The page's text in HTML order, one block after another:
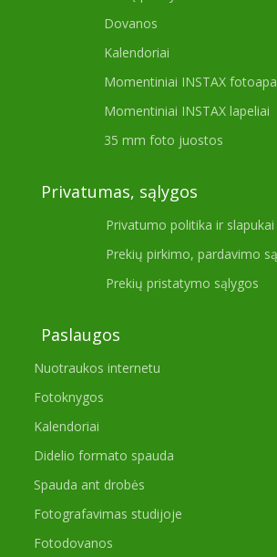
Dovanos
Kalendoriai
Momentiniai INSTAX
Momentiniai INSTAX lapeliai
35 mm foto juostos
Privatumas, sąlygos
Privatumo politika ir slapukai
Prekių pirkimo, pardavimo
Prekių pristatymo sąlygos
Paslaugos
Nuotraukos internetu
Fotoknygos
Kalendoriai
Didelio formato spauda
Spauda ant drobės
Fotografavimas studijoje
Fotodovanos